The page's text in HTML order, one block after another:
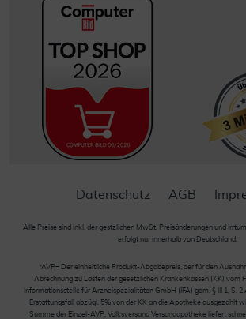
Datenschutz AGB
Alle Preise sind inkl. der gestzlichen MwSt. Preisänderungen und
erfolgt nur innerhalb von Deutschland.
*AVP= Der einheitliche Produkt-Abgabepreis, der für den
Abrechnung zu Lasten der gesetzlichen Krankenkassen (KK) vom
Informationsstelle für Arzneispezialitäten GmbH (IFA) gem. § III 1, S.
Erstattungsfall abzügl. 5% von der KK an die Apotheke ausgezahlt
Summe der Einzel-AVP. Volksversand Versandapotheke liefert